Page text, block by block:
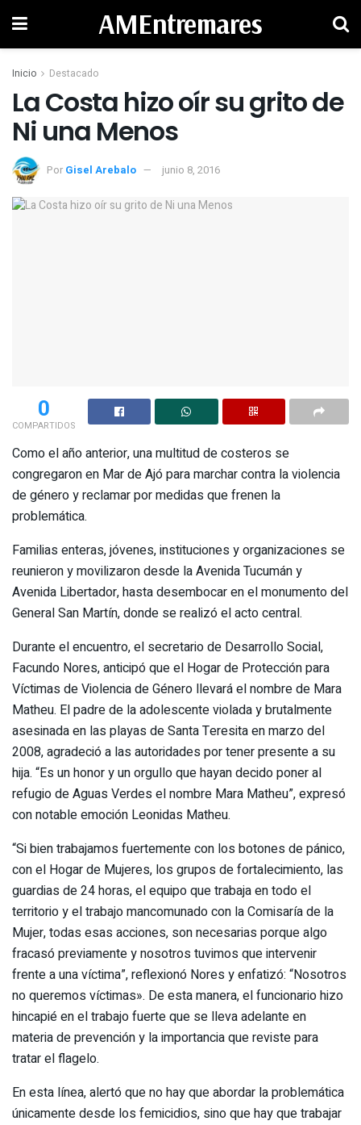
AMEntremares
Inicio Destacado
La Costa hizo oír su grito de
Ni una Menos
Por Gisel Arebalo junio 8, 2016
0
COMPARTIDOS
Como el año anterior, una multitud de costeros se
congregaron en Mar de Ajó para marchar contra la violencia
de género y reclamar por medidas que frenen la
problemática.
Familias enteras, jóvenes, instituciones y organizaciones se
reunieron y movilizaron desde la Avenida Tucumán y
Avenida Libertador, hasta desembocar en el monumento del
General San Martín, donde se realizó el acto central.
Durante el encuentro, el secretario de Desarrollo Social,
Facundo Nores, anticipó que el Hogar de Protección para
Víctimas de Violencia de Género llevará el nombre de Mara
Matheu. El padre de la adolescente violada y brutalmente
asesinada en las playas de Santa Teresita en marzo del
2008, agradeció a las autoridades por tener presente a su
hija. “Es un honor y un orgullo que hayan decido poner al
refugio de Aguas Verdes el nombre Mara Matheu”, expresó
con notable emoción Leonidas Matheu.
“Si bien trabajamos fuertemente con los botones de pánico,
con el Hogar de Mujeres, los grupos de fortalecimiento, las
guardias de 24 horas, el equipo que trabaja en todo el
territorio y el trabajo mancomunado con la Comisaría de la
Mujer, todas esas acciones, son necesarias porque algo
fracasó previamente y nosotros tuvimos que intervenir
frente a una víctima”, reflexionó Nores y enfatizó: “Nosotros
no queremos víctimas». De esta manera, el funcionario hizo
hincapié en el trabajo fuerte que se lleva adelante en
materia de prevención y la importancia que reviste para
tratar el flagelo.
En esta línea, alertó que no hay que abordar la problemática
únicamente desde los femicidios, sino que hay que trabajar